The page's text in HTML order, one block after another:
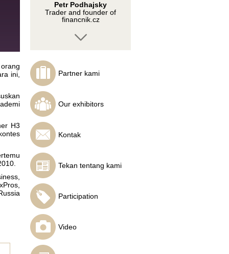
Ahmad Hazman
Founder of THE
CHARTIST
Analis InstaForex
Investment Advisor
Partner kami
Our exhibitors
Kontak
Tekan tentang kami
Participation
Video
ini,
H3